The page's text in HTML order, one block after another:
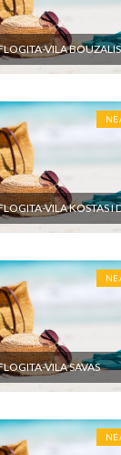
osiguranje; -
putnika, kao
programomVILA BOUZALIS
VILA KOSTAS I
VILA SAVAS